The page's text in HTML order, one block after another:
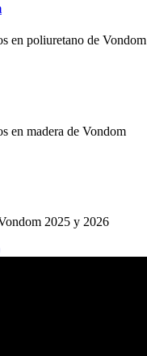
en poliuretano de Vondom
en madera de Vondom
2025 y 2026